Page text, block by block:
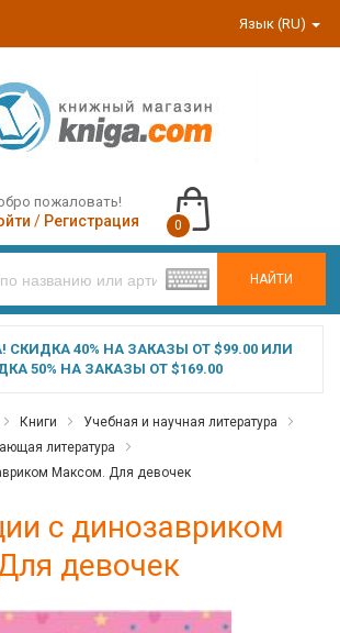
Язык (RU)
НАЙТИ
пожаловать!
/ Регистрация 0
40% НА ЗАКАЗЫ ОТ $99.00 ИЛИ
50% НА ЗАКАЗЫ ОТ $169.00
Книги
Учебная и научная литература
литература
Максом. Для девочек
с динозавриком
девочек